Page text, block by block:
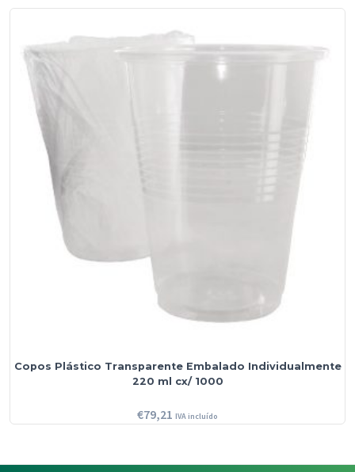
Copos Plástico Transparente Embalado Individualmente
220 ml cx/ 1000
€79,21 IVA incluído